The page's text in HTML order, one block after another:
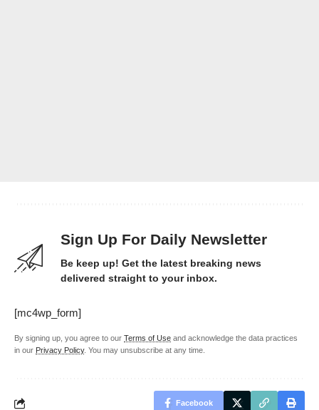
Sign Up For Daily Newsletter
Be keep up! Get the latest breaking news
delivered straight to your inbox.
[mc4wp_form]
By signing up, you agree to our Terms of Use and acknowledge the data practices
in our Privacy Policy. You may unsubscribe at any time.
Facebook